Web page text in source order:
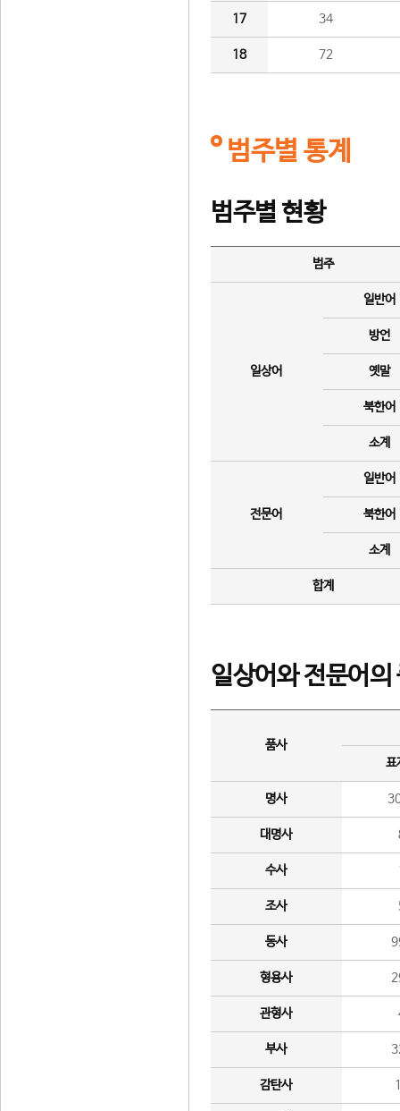
17 34
18 72
범주별 통계
범주별 현황
범주
일상어
일반어
방언
옛말
북한어
소계
전문어
일반어
북한어
소계
합계
일상어와 전문어의
품사
표
명사
대명사
수사
조사
동사
형용사
관형사
부사
감탄사